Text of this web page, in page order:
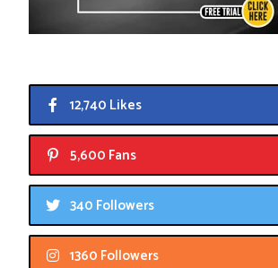
12,740 Likes
5,600 Fans
340 Followers
1360 Followers